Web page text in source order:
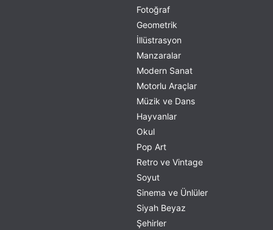
Fotoğraf
Geometrik
İllüstrasyon
Manzaralar
Modern Sanat
Motorlu Araçlar
Müzik ve Dans
Hayvanlar
Okul
Pop Art
Retro ve Vintage
Soyut
Sinema ve Ünlüler
Siyah Beyaz
Şehirler